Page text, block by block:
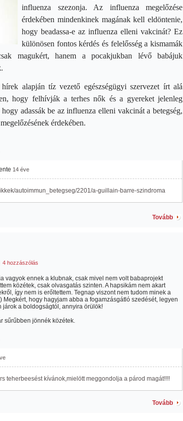
influenza szezonja. Az influenza megelőzése
érdekében mindenkinek magának kell eldöntenie,
hogy beadassa-e az influenza elleni vakcinát? Ez
különösen fontos kérdés és felelősség a kismamák
magukért, hanem a pocakjukban lévő babájuk
alapján tíz vezető egészségügyi szervezet írt alá
hogy felhívják a terhes nők és a gyereket jelenleg
adassák be az influenza elleni vakcinát a betegség,
érdekében.
14 éve
autoimmun_betegseg/2201/a-guillain-barre-szindroma
Tovább
4 hozzászólás
vagyok ennek a klubnak, csak mivel nem volt babaprojekt
közétek, csak olvasgatás szinten. A hapsikám nem akart
így nem is erőltettem. Tegnap viszont nem tudom minek a
Megkért, hogy hagyjam abba a fogamzásgátló szedését, legyen
járok a boldogságtól, annyira örülök!
sűrűbben jönnék közétek.
teherbeesést kívánok,mielött meggondolja a párod magát!!!!
Tovább